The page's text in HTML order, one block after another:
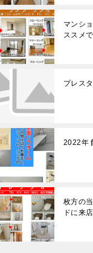
マンシ
ススメ
プレス
2022年
枚方の
ドに来